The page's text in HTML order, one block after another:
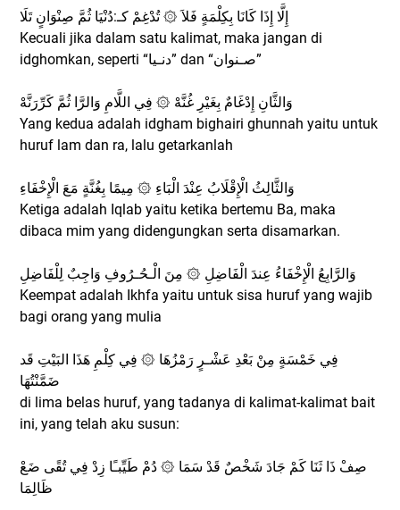
إِلَّا إِذَا كَانَا بِكِلْمَةٍ فَلاَ ۞ تُدْغِمْ كـ:دُنْيَا ثُمَّ صِنْوَانٍ تَلَا
Kecuali jika dalam satu kalimat, maka jangan di
idghomkan, seperti “ﺩﻧـﻴﺎ” dan “ﺻـﻨﻮﺍﻥ”
وَالثَّانِ إِدْغَامٌ بِغَيْرِ غُنَّهْ ۞ فِي اللَّامِ وَالرَّا ثُمَّ كَرِّرَنَّهْ
Yang kedua adalah idgham bighairi ghunnah yaitu untuk
huruf lam dan ra, lalu getarkanlah
وَالثَّالِثُ الْإِقْلَابُ عِنْدَ الْبَاءِ ۞ مِيمًا بِغُنَّةٍ مَعَ الْإِخْفَاءِ
Ketiga adalah Iqlab yaitu ketika bertemu Ba, maka
dibaca mim yang didengungkan serta disamarkan.
وَالرَّابِعُ الْإِخْفَاءُ عِندَ الْفَاضِلِ ۞ مِنَ الْـحُـرُوفِ وَاجِبٌ لِلْفَاضِلِ
Keempat adalah Ikhfa yaitu untuk sisa huruf yang wajib
bagi orang yang mulia
فِي خَمْسَةٍ مِنْ بَعْدِ عَشْـرٍ رَمْزُهَا ۞ فِي كِلْمِ هَذَا البَيْتِ قَد
ضَمَّنْتُهَا
di lima belas huruf, yang tadanya di kalimat-kalimat bait
ini, yang telah aku susun:
صِفْ ذَا ثَنَا كَمْ جَادَ شَخْصٌ قَدْ سَمَا ۞ دُمْ طَيِّبـًا زِدْ فِي تُقًى ضَعْ
ظَالِمَا